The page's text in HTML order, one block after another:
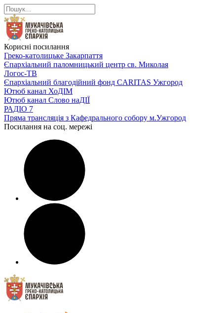
Корисні посилання
Греко-католицьке Закарпаття
Єпархіальний паломницький центр св. Миколая
Логос-ТВ
Єпархіальний благодійний фонд CARITAS Ужгород
Ютюб канал ХоДІМ
Ютюб канал Слово наДІЇ
РАДІО 7
Пряма трансляція з Кафедрального собору м.Ужгород
Посилання на соц. мережі